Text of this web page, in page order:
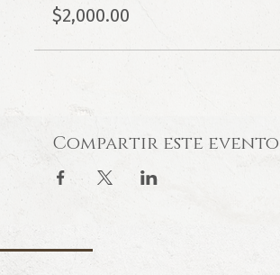
$2,000.00
Compartir este evento